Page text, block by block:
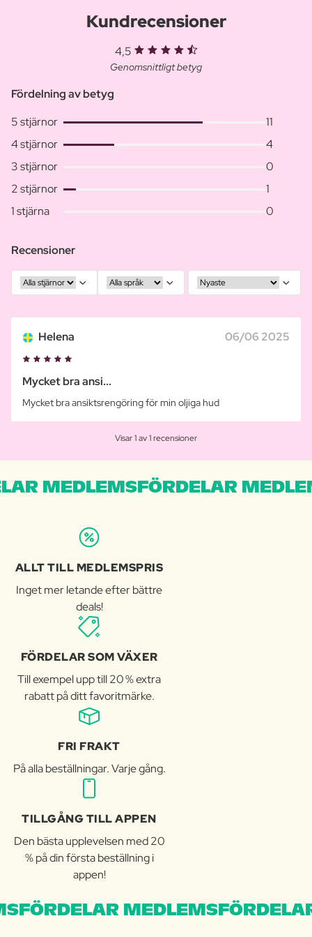
Kundrecensioner
4,5
Genomsnittligt betyg
Fördelning av betyg
5 stjärnor
11
4 stjärnor
4
3 stjärnor
0
2 stjärnor
1
1 stjärna
0
Recensioner
Helena 06/06 2025
Mycket bra ansi...
Mycket bra ansiktsrengöring för min oljiga hud
Visar 1 av 1 recensioner
MEDLEMSFÖRDELAR
ALLT TILL MEDLEMSPRIS
Inget mer letande efter bättre
deals!
FÖRDELAR SOM VÄXER
Till exempel upp till 20 % extra
rabatt på ditt favoritmärke.
FRI FRAKT
På alla beställningar. Varje gång.
TILLGÅNG TILL APPEN
Den bästa upplevelsen med 20
% på din första beställning i
appen!